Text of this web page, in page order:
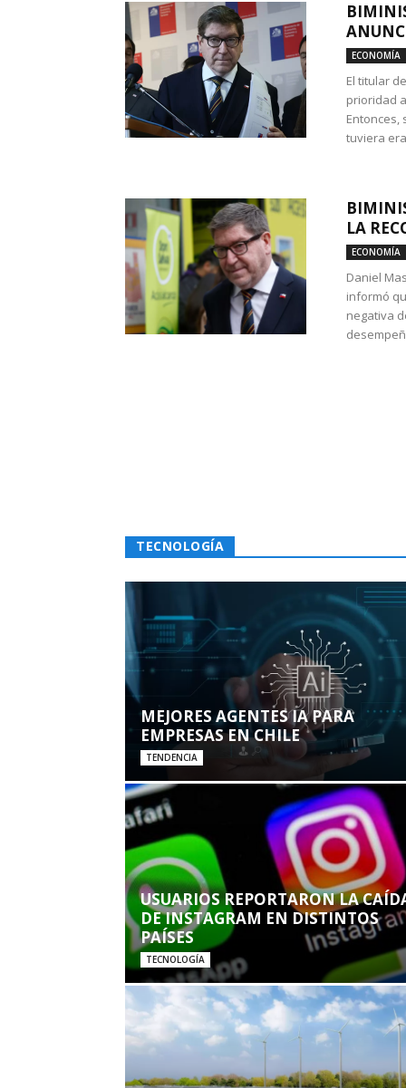
ECONOMÍA
El titular
prioridad
Entonces,
tuviera
LA
ECONOMÍA
Daniel
informó
negativa
TECNOLOGÍA
MEJORES AGENTES IA PARA
EMPRESAS EN CHILE
TENDENCIA
USUARIOS REPORTARON LA
DE INSTAGRAM EN DISTINTOS
PAÍSES
TECNOLOGÍA